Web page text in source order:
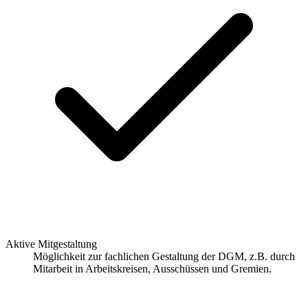
Aktive Mitgestaltung
Möglichkeit zur fachlichen Gestaltung der DGM, z.B. durch
Mitarbeit in Arbeitskreisen, Ausschüssen und Gremien.